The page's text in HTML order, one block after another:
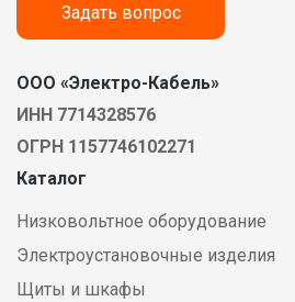
Задать вопрос
ООО «Электро-Кабель»
ИНН 7714328576
ОГРН 1157746102271
Каталог
Низковольтное оборудование
Электроустановочные изделия
Щиты и шкафы